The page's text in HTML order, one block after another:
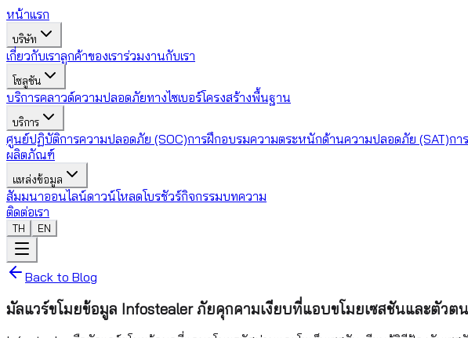
หน้าแรก
บริษัท
เกี่ยวกับเราลูกค้าของเราร่วมงานกับเรา
โซลูชัน
บริการคลาวด์ความปลอดภัยทางไซเบอร์โครงสร้างพื้นฐาน
บริการ
ศูนย์ปฏิบัติการความปลอดภัย (SOC)การฝึกอบรมความตระหนักด้านความปลอดภัย (SAT)กา
ผลิตภัณฑ์
แหล่งข้อมูล
สัมมนาออนไลน์ดาวน์โหลดโบรชัวร์กิจกรรมบทความ
ติดต่อเรา
TH EN
Back to Blog
มัลแวร์ขโมยข้อมูล Infostealer ภัยคุกคามเงียบที่แอบขโมยเซสชันและตัว